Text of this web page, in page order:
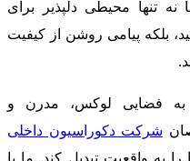
تنها محیطی دلپذیر برای
بلکه پیامی روشن از کیفیت
به فضایی لوکس، مدرن و
شرکت دکوراسیون داخلی